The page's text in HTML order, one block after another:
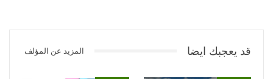
قد يعجبك ايضا المزيد عن المؤلف